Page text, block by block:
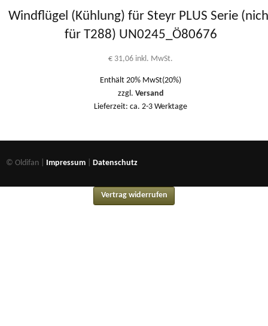
Windflügel (Kühlung) für Steyr PLUS Serie
für T288) UN0245_Ö80676
€ 31,06 inkl. MwSt.
Enthält 20% MwSt(20%)
zzgl. Versand
Lieferzeit: ca. 2-3 Werktage
© Oldifan | Impressum Datenschutz
Vertrag widerrufen